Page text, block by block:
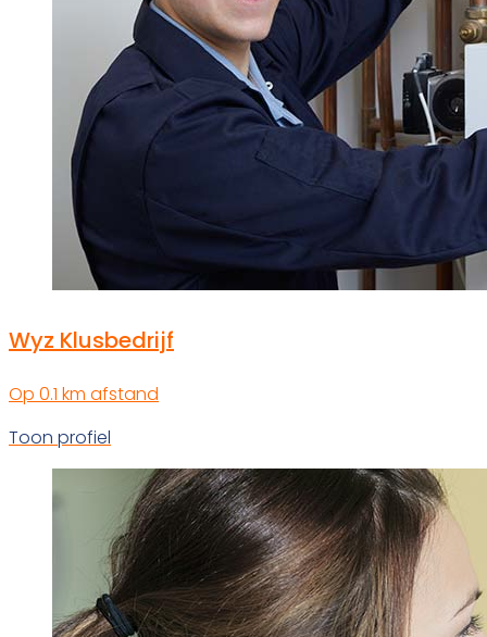
Wyz Klusbedrijf
Op 0.1 km afstand
Toon profiel